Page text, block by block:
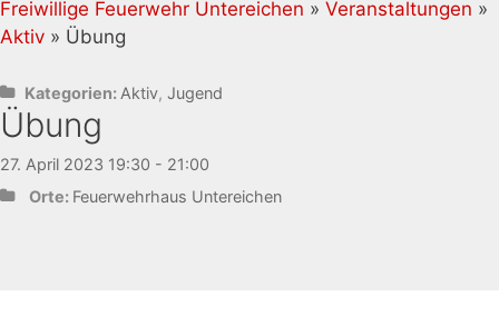
Freiwillige Feuerwehr Untereichen » Veranstaltungen »
Aktiv » Übung
Kategorien: Aktiv, Jugend
Übung
27. April 2023 19:30 - 21:00
Orte: Feuerwehrhaus Untereichen